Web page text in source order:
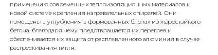
применению современных теплоизоляционных материалов и
новой системе крепления нагревательных спиралей. Они
помещены в углубления в формованных блоках из жаростойкого
бетона, благодаря чему предотвращается их перегрев и
обеспечивается их защита от расплавленного алюминия в случае
растрескивания тигля.